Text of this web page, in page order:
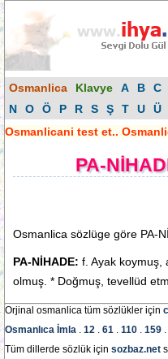
Osmanlica Klavye A B C
N
O Ö P R S Ş T U Ü
Osmanlicani test et..
PA-
Osmanlica sözlüge göre PA-
PA-NİHADE: f. Ayak koymuş,
olmuş. * Doğmuş, tevellüd
Orjinal osmanlica tüm sözlükler için
Osmanlıca İmla . 12 . 61 . 110 . 159 .
Tüm dillerde sözlük için sozbaz.net